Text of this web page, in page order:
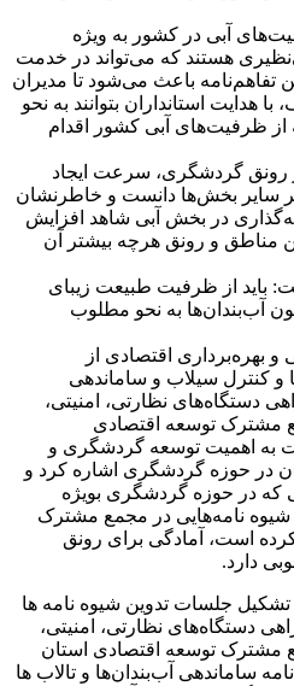
آبی در کشور به ویژه
هستند که می‌تواند در خدمت
تفاهم‌نامه باعث می‌شود تا مدیران
هدایت استانداران بتوانند به نحو
از ظرفیت‌های آبی کشور اقدام
رونق گردشگری، سرعت ایجاد
در این حوزه را ۲.۵ برابر سایر بخش‌ها دانست و خاطرنشان
در بخش آبی شاهد افزایش
مناطق و رونق هرچه بیشتر آن
باید از ظرفیت طبیعت زیبای
آب‌بندان‌ها به نحو مطلوب
بهره‌برداری اقتصادی از
و کنترل سیلاب و ساماندهی
دستگاه‌های نظارتی، امنیتی،
مشترک توسعه اقتصادی
به اهمیت توسعه گردشگری و
در حوزه گردشگری اشاره کرد و
که در حوزه گردشگری بویژه
شیوه نامه‌هایی در مجمع مشترک
است، آمادگی برای رونق
دارد.
تشکیل جلسات تدوین شیوه نامه ها
دستگاه‌های نظارتی، امنیتی،
مشترک توسعه اقتصادی استان
ساماندهی آب‌بندان‌ها و تالاب ها